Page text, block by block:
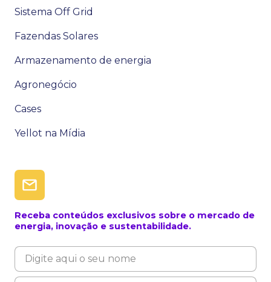
Sistema Off Grid
Fazendas Solares
Armazenamento de energia
Agronegócio
Cases
Yellot na Mídia
Receba conteúdos exclusivos sobre o mercado de
energia, inovação e sustentabilidade.